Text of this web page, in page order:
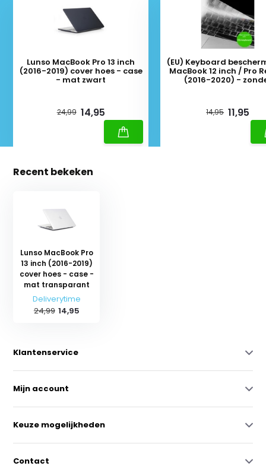
Lunso MacBook Pro 13 inch
(2016-2019) cover hoes - case
- mat zwart
24,99 14,95
(EU) Keyboard
MacBook 12 inch / Pro
(2016-2020) - zonder
14,95 11,95
Recent bekeken
Lunso MacBook Pro
13 inch (2016-2019)
cover hoes - case -
mat transparant
Deliverytime
24,99 14,95
Klantenservice
Mijn account
Keuze mogelijkheden
Contact